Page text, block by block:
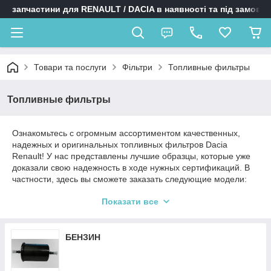
запчастини для RENAULT / DACIA в наявності та під
Товари та послуги Фільтри Топливные фильтры
Топливные фильтры
Ознакомьтесь с огромным ассортиментом качественных,
надежных и оригинальных топливных фильтров Dacia
Renault! У нас представлены лучшие образцы, которые уже
доказали свою надежность в ходе нужных сертификаций. В
частности, здесь вы сможете заказать следующие модели:
очищением любого вида топлива, чем обеспечат
бесперебойную работу вашего двигателя. Здесь каждый
сможет подобрать топливный фильтр для себя!
Показати все
БЕНЗИН